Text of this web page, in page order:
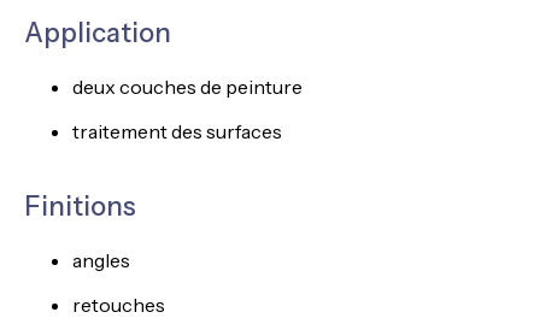
Application
deux couches de peinture
traitement des surfaces
Finitions
angles
retouches